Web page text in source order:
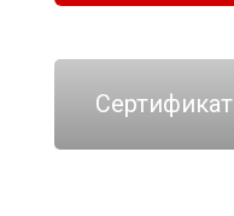
Сертификат